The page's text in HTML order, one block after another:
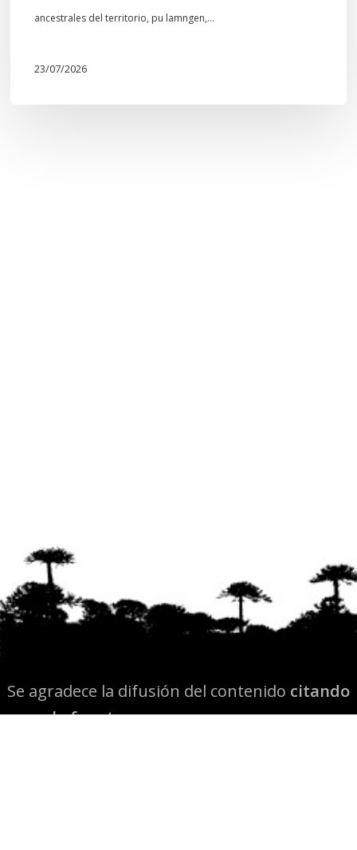
Mapuche»
ancestrales del territorio, pu lamngen,…
23/07/2026
Se agradece la difusión del contenido citando
la fuente www.mapuexpress.org